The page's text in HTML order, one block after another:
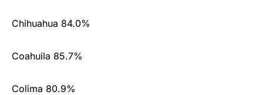
Chihuahua 84.0%
Coahuila 85.7%
Colima 80.9%